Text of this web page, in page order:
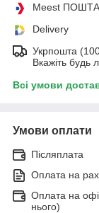
Meest ПОШТА
Delivery
Укрпошта
Вкажіть будь
Всі умови
Умови оплати
Післяплата
Оплата на
Оплата на
нього)